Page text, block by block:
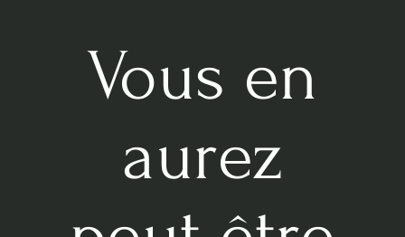
Besoin de lumière et d’eau en abondance l'été.
Maintenir humide l'hiver.
Taux d’humidité élevé favorable mais pas indispensable.
Pour plus de détails, lisez notre
guide sur l'eau
Vous en
aurez